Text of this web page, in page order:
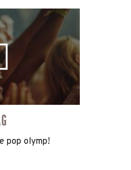
pop olymp!